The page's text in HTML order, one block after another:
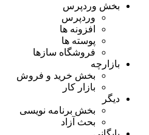
بخش وردپرس
وردپرس
افزونه ها
پوسته ها
فروشگاه سازها
بازارچه
بخش خرید و فروش
بازار کار
دیگر
بخش برنامه نویسی
بحث آزاد